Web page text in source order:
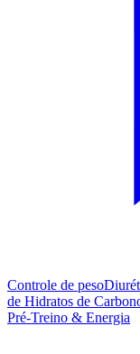
Controle de peso
de Hidratos de
Pré-Treino & Energia